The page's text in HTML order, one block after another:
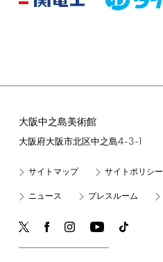
大阪中之島美術館
大阪府大阪市北区中之島4-3-1
サイトマップ サイトポリシー
ニュース プレスルーム